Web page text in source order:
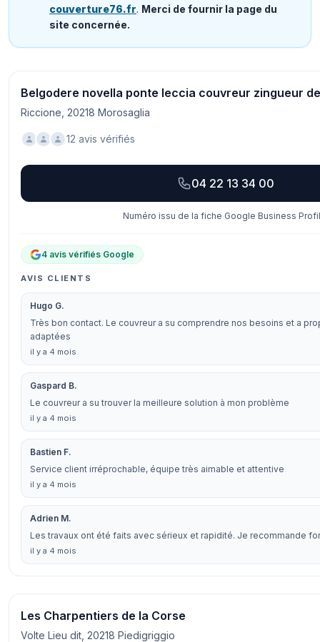
couverture76.fr. Merci de fournir la page du
site concernée.
Belgodere novella ponte leccia couvreur zingueur
Riccione, 20218 Morosaglia
12 avis vérifiés
04 22 13 34 00
Numéro issu de la fiche Google Business
4 avis vérifiés Google
AVIS CLIENTS
Hugo G.
Très bon contact. Le couvreur a su comprendre nos besoins et a
adaptées
il y a 4 mois
Gaspard B.
Le couvreur a su trouver la meilleure solution à mon problème
il y a 4 mois
Bastien F.
Service client irréprochable, équipe très aimable et attentive
il y a 4 mois
Adrien M.
Les travaux ont été faits avec sérieux et rapidité. Je recommande
il y a 4 mois
Les Charpentiers de la Corse
Volte Lieu dit, 20218 Piedigriggio